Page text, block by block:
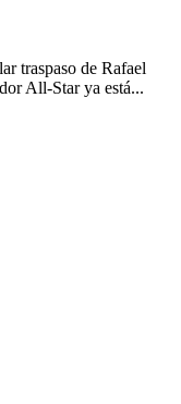
traspaso de Rafael
All-Star ya está...